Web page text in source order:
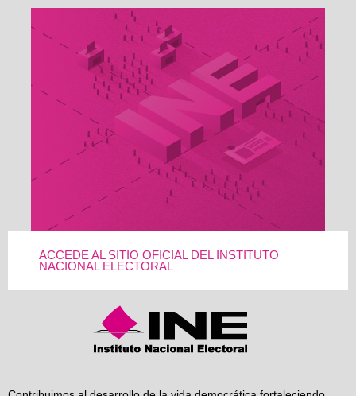
ACCEDE AL SITIO OFICIAL DEL INSTITUTO
NACIONAL ELECTORAL